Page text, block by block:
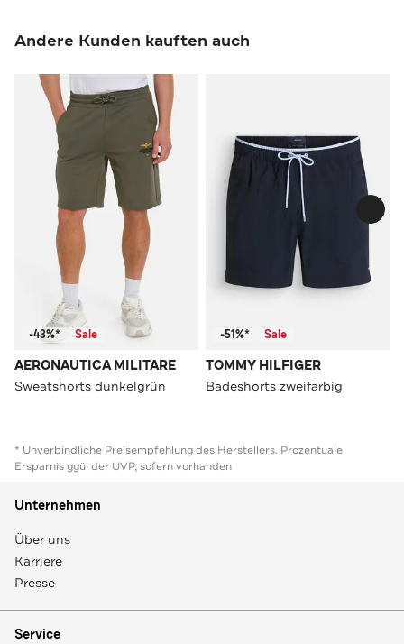
Andere Kunden kauften auch
-43%* Sale
AERONAUTICA MILITARE
Sweatshorts dunkelgrün
-51%* Sale
TOMMY HILFIGER
Badeshorts zweifarbig
* Unverbindliche Preisempfehlung des Herstellers. Prozentuale
Ersparnis ggü. der UVP, sofern vorhanden
Unternehmen
Über uns
Karriere
Presse
Service